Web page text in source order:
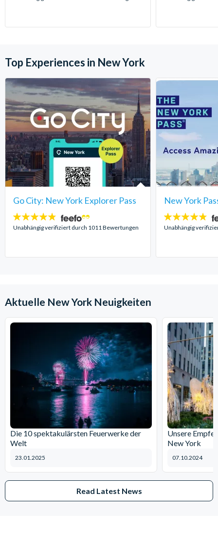
Top Experiences in New York
Go City: New York Explorer Pass
4.7
Sterne:
Unabhängig verifiziert durch 1011 Bewertungen
New York
4.7
Sterne:
Unabhängig
Aktuelle New York Neuigkeiten
Die 10 spektakulärsten Feuerwerke der
Welt
23.01.2025
Unsere
New York
07.10.2024
Read Latest News